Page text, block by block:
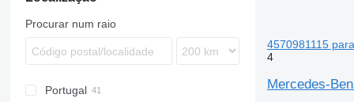
TGX
Intouro
MB
Sprinter
Premium
T-series
N-series
VNL
Procurar num raio
Portugal
4570981115
4
Mercedes-